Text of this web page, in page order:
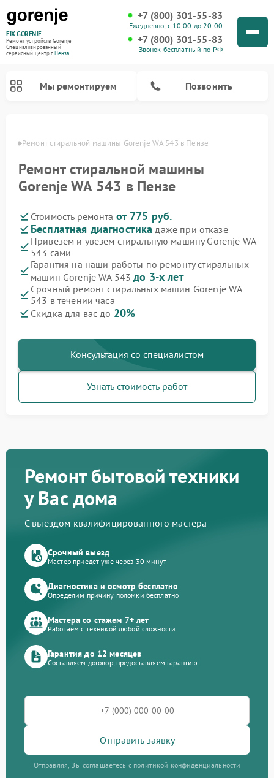
FIX-GORENJE
Ремонт устройств Gorenje
Специализированный
cервисный центр г.Пенза
+7 (800) 301-55-83
Ежедневно, с 10:00 до 20:00
+7 (800) 301-55-83
Звонок бесплатный по РФ
Мы ремонтируем Позвонить
Ремонт стиральной машины Gorenje WA 543 в Пензе
Ремонт стиральной машины
Gorenje WA 543 в Пензе
Стоимость ремонта от 775 руб.
Бесплатная диагностика даже при отказе
Привезем и увезем стиральную машину Gorenje WA
543 сами
Гарантия на наши работы по ремонту стиральных
машин Gorenje WA 543до 3-х лет
Срочный ремонт стиральных машин Gorenje WA
543 в течении часа
Скидка для вас до 20%
Консультация со специалистом
Узнать стоимость работ
Ремонт бытовой техники
у Вас дома
С выездом квалифицированного мастера
Срочный выезд
Мастер приедет уже через 30 минут
Диагностика и осмотр бесплатно
Определим причину поломки бесплатно
Мастера со стажем 7+ лет
Работаем с техникой любой сложности
Гарантия до 12 месяцев
Составляем договор, предоставляем гарантию
Отправить заявку
Отправляя, Вы соглашаетесь с политикой конфиденциальности